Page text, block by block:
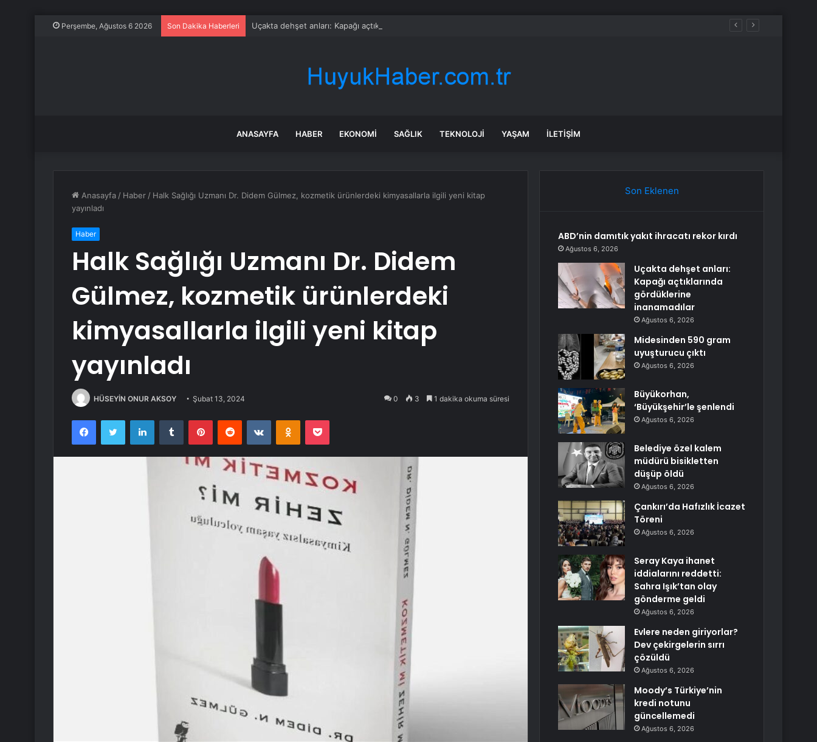
Perşembe, Ağustos 6 2026 Son Dakika Haberleri Uçakta dehşet anları: Kapağı açtıklarında gördüklerine inanamadılar
ANASAYFA HABER EKONOMI SAĞLIK TEKNOLOJI YAŞAM İLETIŞIM
Anasayfa / Haber / Halk Sağlığı Uzmanı Dr. Didem Gülmez, kozmetik ürünlerdeki kimyasallarla ilgili yeni kitap
yayınladı
Haber
Halk Sağlığı Uzmanı Dr. Didem
Gülmez, kozmetik ürünlerdeki
kimyasallarla ilgili yeni kitap
yayınladı
HÜSEYİN ONUR AKSOY Şubat 13, 2024 0 3 1 dakika okuma süresi
FacebookTwitter LinkedInTumblr PinterestReddit VKontakteOdnoklassniki
Pocket
Son Eklenen
ABD’nin damıtık yakıt ihracatı rekor kırdı
Ağustos 6, 2026
Uçakta dehşet anları:
Kapağı açtıklarında
gördüklerine
inanamadılar
Ağustos 6, 2026
Midesinden 590 gram
uyuşturucu çıktı
Ağustos 6, 2026
Büyükorhan,
‘Büyükşehir’le şenlendi
Ağustos 6, 2026
Belediye özel kalem
müdürü bisikletten
düşüp öldü
Ağustos 6, 2026
Çankırı’da Hafızlık İcazet
Töreni
Ağustos 6, 2026
Seray Kaya ihanet
iddialarını reddetti:
Sahra Işık’tan olay
gönderme geldi
Ağustos 6, 2026
Evlere neden giriyorlar?
Dev çekirgelerin sırrı
çözüldü
Ağustos 6, 2026
Moody’s Türkiye’nin
kredi notunu
güncellemedi
Ağustos 6, 2026